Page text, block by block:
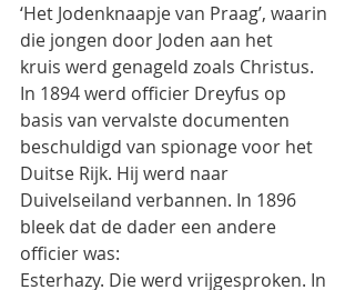
‘Het Jodenknaapje van Praag’, waarin
die jongen door Joden aan het
kruis werd genageld zoals Christus.
In 1894 werd officier Dreyfus op
basis van vervalste documenten
beschuldigd van spionage voor het
Duitse Rijk. Hij werd naar
Duivelseiland verbannen. In 1896
bleek dat de dader een andere
officier was:
Esterhazy. Die werd vrijgesproken. In